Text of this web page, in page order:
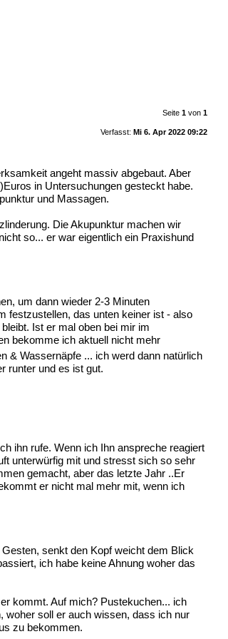
Seite 1von 1
Verfasst: Mi 6. Apr 2022 09:22
angeht massiv abgebaut. Aber
in Untersuchungen gesteckt habe.
und Massagen.
Die Akupunktur machen wir
so... er war eigentlich ein Praxishund
um dann wieder 2-3 Minuten
festzustellen, das unten keiner ist - also
Ist er mal oben bei mir im
bekomme ich aktuell nicht mehr
& Wassernäpfe ... ich werd dann natürlich
runter und es ist gut.
ihn rufe. Wenn ich Ihn anspreche reagiert
unterwürfig mit und stresst sich so sehr
gemacht, aber das letzte Jahr ..Er
er nicht mal mehr mit, wenn ich
senkt den Kopf weicht dem Blick
ich habe keine Ahnung woher das
kommt. Auf mich? Pustekuchen... ich
woher soll er auch wissen, dass ich nur
zu bekommen.